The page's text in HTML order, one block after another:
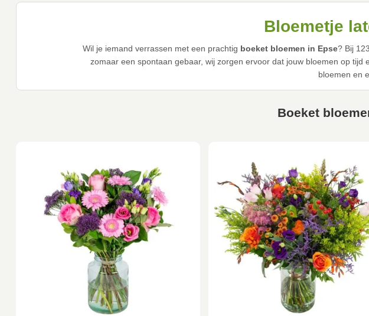
Bloemetje
Wil je iemand verrassen met een prachtig boeket bloemen in Epse? Bij
zomaar een spontaan gebaar, wij zorgen ervoor dat jouw bloemen op
bloemen en
Boeket